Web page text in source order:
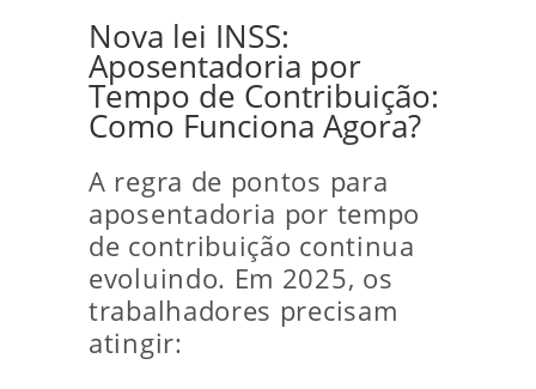
Nova lei INSS:
Aposentadoria por
Tempo de Contribuição:
Como Funciona Agora?
A regra de pontos para
aposentadoria por tempo
de contribuição continua
evoluindo. Em 2025, os
trabalhadores precisam
atingir: